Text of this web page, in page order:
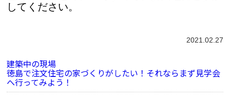
してください。
2021.02.27
建築中の現場
徳島で注文住宅の家づくりがしたい！それならまず見学会
へ行ってみよう！